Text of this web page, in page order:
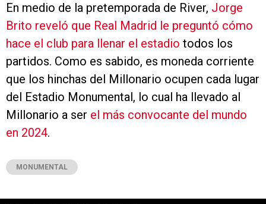
En medio de la pretemporada de River, Jorge
Brito reveló que Real Madrid le preguntó cómo
hace el club para llenar el estadio todos los
partidos. Como es sabido, es moneda corriente
que los hinchas del Millonario ocupen cada lugar
del Estadio Monumental, lo cual ha llevado al
Millonario a ser el más convocante del mundo
en 2024.
MONUMENTAL